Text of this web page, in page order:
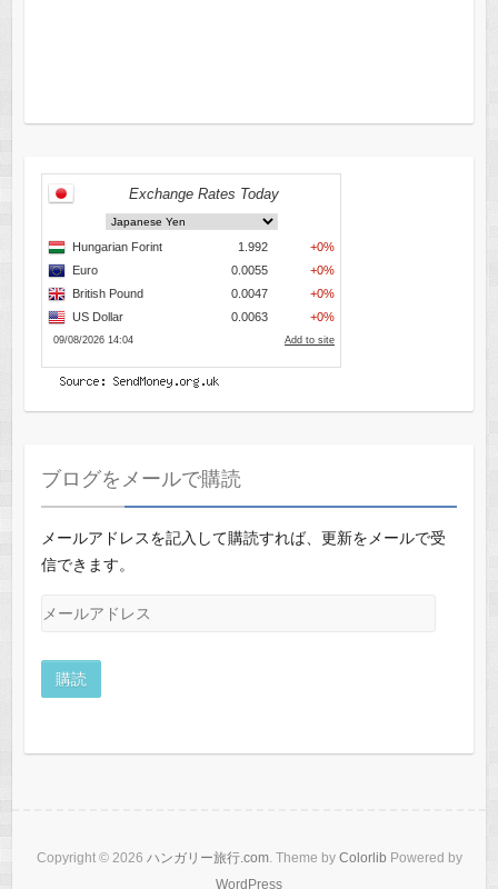
ブログをメールで購読
メールアドレスを記入して購読すれば、更新をメールで受
信できます。
メ
ル
ア
Copyright © 2026 ハンガリー旅行.com. Theme by Colorlib Powered by
WordPress